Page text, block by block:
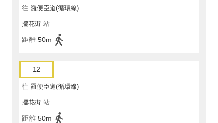
往 羅便臣道(循環線)
擺花街 站
距離 50m
12
往 羅便臣道(循環線)
擺花街 站
距離 50m